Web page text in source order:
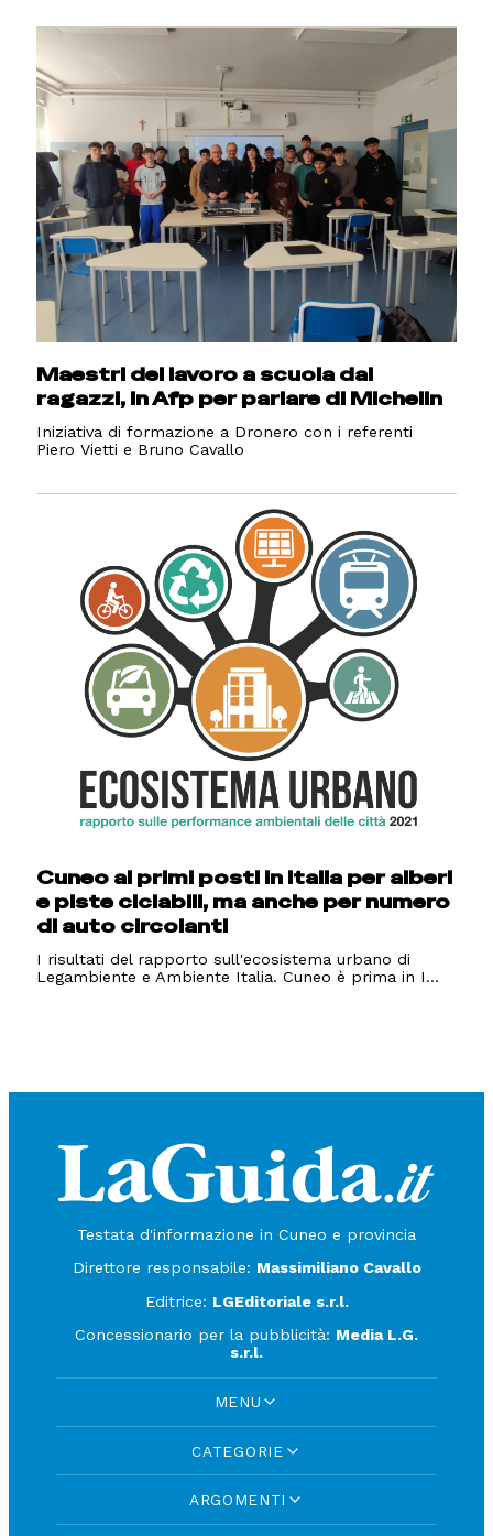
Maestri del lavoro a scuola dai
ragazzi, in Afp per parlare di Michelin
Iniziativa di formazione a Dronero con i referenti
Piero Vietti e Bruno Cavallo
Cuneo ai primi posti in Italia per alberi
e piste ciclabili, ma anche per numero
di auto circolanti
I risultati del rapporto sull'ecosistema urbano di
Legambiente e Ambiente Italia. Cuneo è prima in I...
Testata d'informazione in Cuneo e provincia
Direttore responsabile: Massimiliano Cavallo
Editrice: LGEditoriale s.r.l.
Concessionario per la pubblicità: Media L.G.
s.r.l.
MENU
CATEGORIE
ARGOMENTI